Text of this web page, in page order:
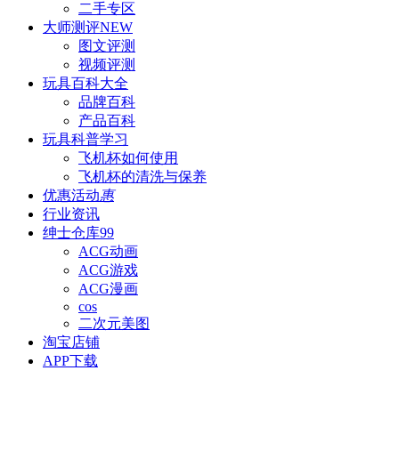
二手专区
大师测评NEW
图文评测
视频评测
玩具百科大全
品牌百科
产品百科
玩具科普学习
飞机杯如何使用
飞机杯的清洗与保养
优惠活动惠
行业资讯
绅士仓库99
ACG动画
ACG游戏
ACG漫画
cos
二次元美图
淘宝店铺
APP下载